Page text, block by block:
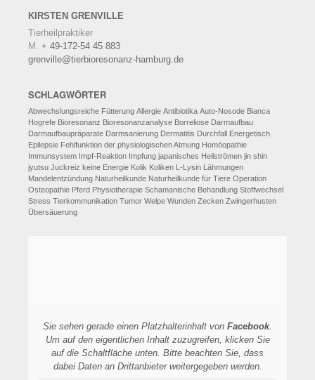
KIRSTEN GRENVILLE
Tierheilpraktiker
M. + 49-172-54 45 883
grenville@tierbioresonanz-hamburg.de
SCHLAGWÖRTER
Abwechslungsreiche Fütterung Allergie Antibiotika Auto-Nosode Bianca
Hogrefe Bioresonanz Bioresonanzanalyse Borreliose Darmaufbau
Darmaufbaupräparate Darmsanierung Dermatitis Durchfall Energetisch
Epilepsie Fehlfunktion der physiologischen Atmung Homöopathie
Immunsystem Impf-Reaktion Impfung japanisches Heilströmen jin shin
jyutsu Juckreiz keine Energie Kolik Koliken L-Lysin Lähmungen
Mandelentzündung Naturheilkunde Naturheilkunde für Tiere Operation
Osteopathie Pferd Physiotherapie Schamanische Behandlung Stoffwechsel
Stress Tierkommunikation Tumor Welpe Wunden Zecken Zwingerhusten
Übersäuerung
Sie sehen gerade einen Platzhalterinhalt von Facebook.
Um auf den eigentlichen Inhalt zuzugreifen, klicken Sie
auf die Schaltfläche unten. Bitte beachten Sie, dass
dabei Daten an Drittanbieter weitergegeben werden.